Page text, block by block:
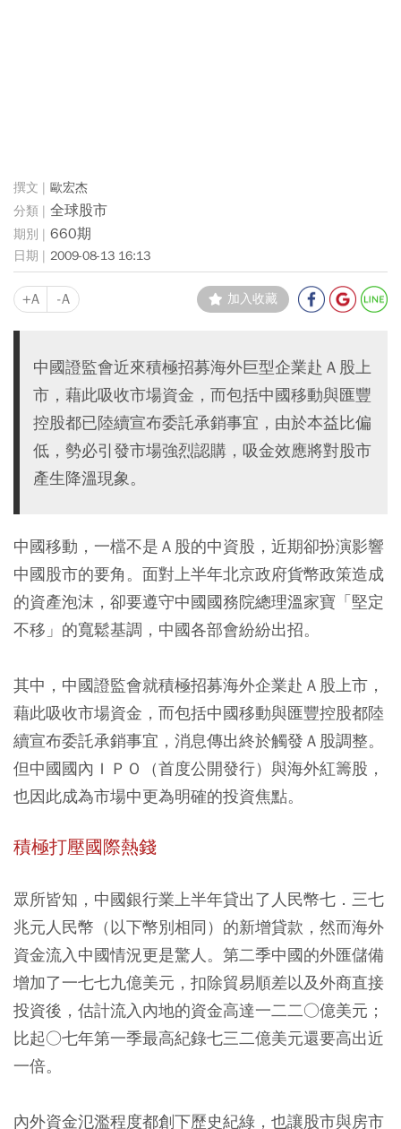
歐宏杰
全球股市
660期
2009-08-13 16:13
+A -A 加入收藏
中國證監會近來積極招募海外巨型企業赴Ａ股上
市，藉此吸收市場資金，而包括中國移動與匯豐
控股都已陸續宣布委託承銷事宜，由於本益比偏
低，勢必引發市場強烈認購，吸金效應將對股市
產生降溫現象。
中國移動，一檔不是Ａ股的中資股，近期卻扮演影響
中國股市的要角。面對上半年北京政府貨幣政策造成
的資產泡沫，卻要遵守中國國務院總理溫家寶「堅定
不移」的寬鬆基調，中國各部會紛紛出招。
其中，中國證監會就積極招募海外企業赴Ａ股上市，
藉此吸收市場資金，而包括中國移動與匯豐控股都陸
續宣布委託承銷事宜，消息傳出終於觸發Ａ股調整。
但中國國內ＩＰＯ（首度公開發行）與海外紅籌股，
也因此成為市場中更為明確的投資焦點。
積極打壓國際熱錢
眾所皆知，中國銀行業上半年貸出了人民幣七．三七
兆元人民幣（以下幣別相同）的新增貸款，然而海外
資金流入中國情況更是驚人。第二季中國的外匯儲備
增加了一七七九億美元，扣除貿易順差以及外商直接
投資後，估計流入內地的資金高達一二二○億美元；
比起○七年第一季最高紀錄七三二億美元還要高出近
一倍。
內外資金氾濫程度都創下歷史紀綠，也讓股市與房市